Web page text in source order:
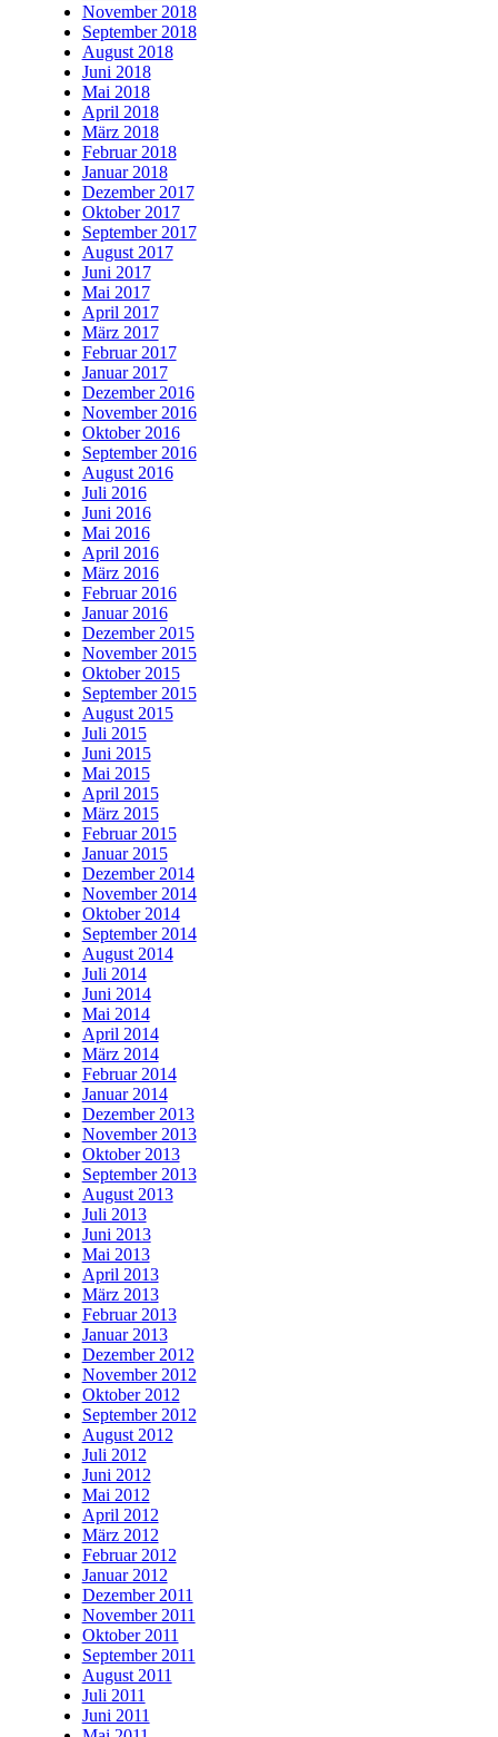
November 2018
September 2018
August 2018
Juni 2018
Mai 2018
April 2018
März 2018
Februar 2018
Januar 2018
Dezember 2017
Oktober 2017
September 2017
August 2017
Juni 2017
Mai 2017
April 2017
März 2017
Februar 2017
Januar 2017
Dezember 2016
November 2016
Oktober 2016
September 2016
August 2016
Juli 2016
Juni 2016
Mai 2016
April 2016
März 2016
Februar 2016
Januar 2016
Dezember 2015
November 2015
Oktober 2015
September 2015
August 2015
Juli 2015
Juni 2015
Mai 2015
April 2015
März 2015
Februar 2015
Januar 2015
Dezember 2014
November 2014
Oktober 2014
September 2014
August 2014
Juli 2014
Juni 2014
Mai 2014
April 2014
März 2014
Februar 2014
Januar 2014
Dezember 2013
November 2013
Oktober 2013
September 2013
August 2013
Juli 2013
Juni 2013
Mai 2013
April 2013
März 2013
Februar 2013
Januar 2013
Dezember 2012
November 2012
Oktober 2012
September 2012
August 2012
Juli 2012
Juni 2012
Mai 2012
April 2012
März 2012
Februar 2012
Januar 2012
Dezember 2011
November 2011
Oktober 2011
September 2011
August 2011
Juli 2011
Juni 2011